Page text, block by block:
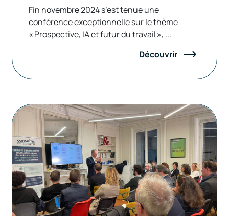
Fin novembre 2024 s’est tenue une
conférence exceptionnelle sur le thème
« Prospective, IA et futur du travail », ...
Découvrir